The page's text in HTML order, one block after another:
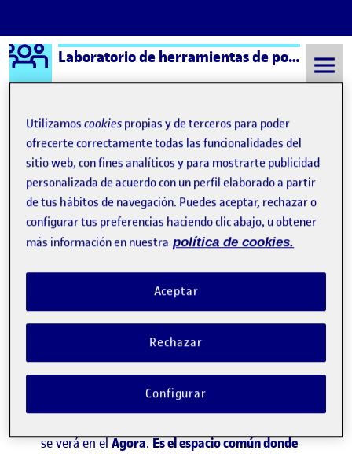
Saltar al contenido
Logo Ágora Laboratorio de herramientas de portafolios aula 1
Semestre 20212 - Aula 1 ¿Qué es una Ágora?
¿Qué es una Ágora?
Visibilidad:
Pública -Fecha de publicación
17 Sep 20198 septiembre, 2021 11:19 pm
Hola! : D Esta página de presentación se ha generado
automáticamente.
Una Ágora pertenece a un aula de la UOC y
recoge los contenidos que los y las estudiantes
publican en sus espacios personales, llamados
. Si los y las compañeras publican algo, lo
asocian a una actividad del aula y le dan permiso
se verá en elÁgora.Es el espacio común donde
Utilizamoscookies propias y de terceros para poder
ofrecerte correctamente todas las funcionalidades del
sitio web, con fines analíticos y para mostrarte publicidad
personalizada de acuerdo con un perfil elaborado a partir
de tus hábitos de navegación. Puedes aceptar, rechazar o
configurar tus preferencias haciendo clic abajo, u obtener
más información en nuestra política de cookies.
Rechazar
Aceptar
Configurar